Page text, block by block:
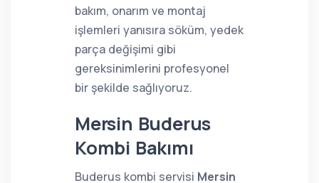
bakım, onarım ve montaj
işlemleri yanısıra söküm, yedek
parça değişimi gibi
gereksinimlerini profesyonel
bir şekilde sağlıyoruz.
Mersin Buderus
Kombi Bakımı
Buderus kombi servisi Mersin